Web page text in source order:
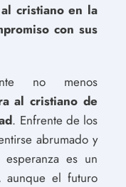
cristiano en la
con sus
no menos
al cristiano de
. Enfrente de los
abrumado y
es un
aunque el futuro